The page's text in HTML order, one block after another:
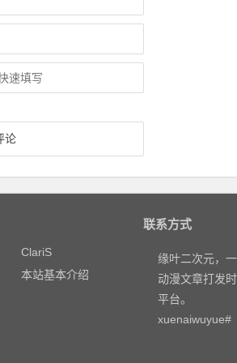
ClariS
本站基本介绍
联系方式
缘叶二次元，
动漫文章打发
平台。
xuenaiwuyue#